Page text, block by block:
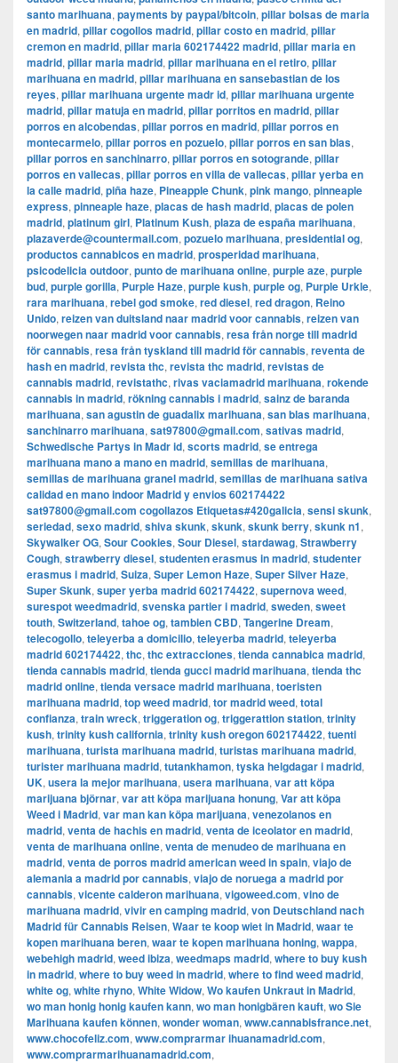
santo marihuana, payments by paypal/bitcoin, pillar bolsas de maria
en madrid, pillar cogollos madrid, pillar costo en madrid, pillar
cremon en madrid, pillar maria 602174422 madrid, pillar maria en
madrid, pillar maria madrid, pillar marihuana en el retiro, pillar
marihuana en madrid, pillar marihuana en sansebastian de los
reyes, pillar marihuana urgente madr id, pillar marihuana urgente
madrid, pillar matuja en madrid, pillar porritos en madrid, pillar
porros en alcobendas, pillar porros en madrid, pillar porros en
montecarmelo, pillar porros en pozuelo, pillar porros en san blas,
pillar porros en sanchinarro, pillar porros en sotogrande, pillar
porros en vallecas, pillar porros en villa de vallecas, pillar yerba en
la calle madrid, piña haze, Pineapple Chunk, pink mango, pinneaple
express, pinneaple haze, placas de hash madrid, placas de polen
madrid, platinum girl, Platinum Kush, plaza de españa marihuana,
plazaverde@countermail.com, pozuelo marihuana, presidential og,
productos cannabicos en madrid, prosperidad marihuana,
psicodelicia outdoor, punto de marihuana online, purple aze, purple
bud, purple gorilla, Purple Haze, purple kush, purple og, Purple Urkle,
rara marihuana, rebel god smoke, red diesel, red dragon, Reino
Unido, reizen van duitsland naar madrid voor cannabis, reizen van
noorwegen naar madrid voor cannabis, resa från norge till madrid
för cannabis, resa från tyskland till madrid för cannabis, reventa de
hash en madrid, revista thc, revista thc madrid, revistas de
cannabis madrid, revistathc, rivas vaciamadrid marihuana, rokende
cannabis in madrid, rökning cannabis i madrid, sainz de baranda
marihuana, san agustin de guadalix marihuana, san blas marihuana,
sanchinarro marihuana, sat97800@gmail.com, sativas madrid,
Schwedische Partys in Madr id, scorts madrid, se entrega
marihuana mano a mano en madrid, semillas de marihuana,
semillas de marihuana granel madrid, semillas de marihuana sativa
calidad en mano indoor Madrid y envios 602174422
sat97800@gmail.com cogollazos Etiquetas#420galicia, sensi skunk,
seriedad, sexo madrid, shiva skunk, skunk, skunk berry, skunk n1,
Skywalker OG, Sour Cookies, Sour Diesel, stardawag, Strawberry
Cough, strawberry diesel, studenten erasmus in madrid, studenter
erasmus i madrid, Suiza, Super Lemon Haze, Super Silver Haze,
Super Skunk, super yerba madrid 602174422, supernova weed,
surespot weedmadrid, svenska partier i madrid, sweden, sweet
touth, Switzerland, tahoe og, tambien CBD, Tangerine Dream,
telecogollo, teleyerba a domicilio, teleyerba madrid, teleyerba
madrid 602174422, thc, thc extracciones, tienda cannabica madrid,
tienda cannabis madrid, tienda gucci madrid marihuana, tienda thc
madrid online, tienda versace madrid marihuana, toeristen
marihuana madrid, top weed madrid, tor madrid weed, total
confianza, train wreck, triggeration og, triggerattion station, trinity
kush, trinity kush california, trinity kush oregon 602174422, tuenti
marihuana, turista marihuana madrid, turistas marihuana madrid,
turister marihuana madrid, tutankhamon, tyska helgdagar i madrid,
UK, usera la mejor marihuana, usera marihuana, var att köpa
marijuana björnar, var att köpa marijuana honung, Var att köpa
Weed i Madrid, var man kan köpa marijuana, venezolanos en
madrid, venta de hachis en madrid, venta de iceolator en madrid,
venta de marihuana online, venta de menudeo de marihuana en
madrid, venta de porros madrid american weed in spain, viajo de
alemania a madrid por cannabis, viajo de noruega a madrid por
cannabis, vicente calderon marihuana, vigoweed.com, vino de
marihuana madrid, vivir en camping madrid, von Deutschland nach
Madrid für Cannabis Reisen, Waar te koop wiet in Madrid, waar te
kopen marihuana beren, waar te kopen marihuana honing, wappa,
webehigh madrid, weed ibiza, weedmaps madrid, where to buy kush
in madrid, where to buy weed in madrid, where to find weed madrid,
white og, white rhyno, White Widow, Wo kaufen Unkraut in Madrid,
wo man honig honig kaufen kann, wo man honigbären kauft, wo Sie
Marihuana kaufen können, wonder woman, www.cannabisfrance.net,
www.chocofeliz.com, www.comprarmar ihuanamadrid.com,
www.comprarmarihuanamadrid.com,